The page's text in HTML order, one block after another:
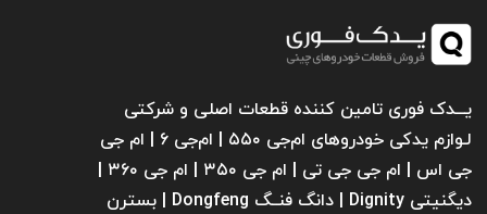
یـــدک فوری تامین کننده قطعات اصلی و شرکتی
لـوازم یدکی خودروهای ام‌جی ۵۵۰ | ام‌جی ۶ | ام جی
جی اس | ام جی جی تی | ام‌ جی ۳۵۰ | ام جی ۳۶۰ |
دیگنیتی Dignity | دانگ فنــگ Dongfeng | بسترن